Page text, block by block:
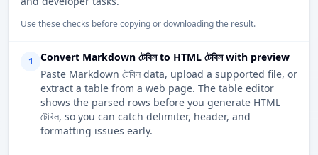
Use these checks before copying or downloading the result.
1
Convert Markdown টেবিল to HTML টেবিল with preview
Paste Markdown টেবিল data, upload a supported file, or
extract a table from a web page. The table editor
shows the parsed rows before you generate HTML
টেবিল, so you can catch delimiter, header, and
formatting issues early.